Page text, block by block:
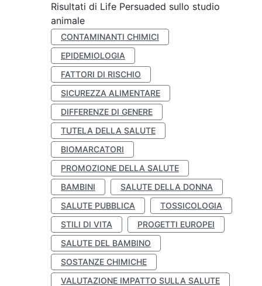
Risultati di Life Persuaded sullo studio
animale
CONTAMINANTI CHIMICI
EPIDEMIOLOGIA
FATTORI DI RISCHIO
SICUREZZA ALIMENTARE
DIFFERENZE DI GENERE
TUTELA DELLA SALUTE
BIOMARCATORI
PROMOZIONE DELLA SALUTE
BAMBINI
SALUTE DELLA DONNA
SALUTE PUBBLICA
TOSSICOLOGIA
STILI DI VITA
PROGETTI EUROPEI
SALUTE DEL BAMBINO
SOSTANZE CHIMICHE
VALUTAZIONE IMPATTO SULLA SALUTE